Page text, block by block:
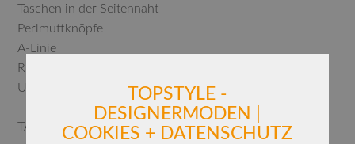
Taschen in der Seitennaht
Perlmuttknöpfe
A-Linie
Rückenlänge bei Gr. 38: 81 cm
Unser Model ist 1,78 m groß und trägt die Größe 36.
TAFFETAS
TOPSTYLE -
DESIGNERMODEN |
COOKIES + DATENSCHUTZ